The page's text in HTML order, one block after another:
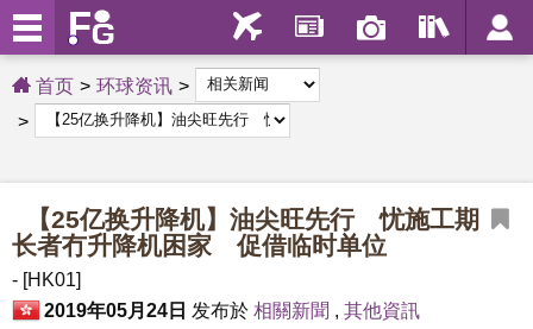
首页 环球资讯
【25亿换升降机】油尖旺先行 忧施工期
长者冇升降机困家 促借临时单位
- [HK01]
2019年05月24日 发布於 相關新聞 , 其他資訊